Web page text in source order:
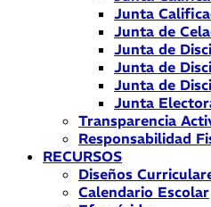
Junta
Junta de
Junta de
Junta de
Junta de
Junta
Transparencia
Responsabilidad
RECURSOS
Diseños
Calendario Escolar